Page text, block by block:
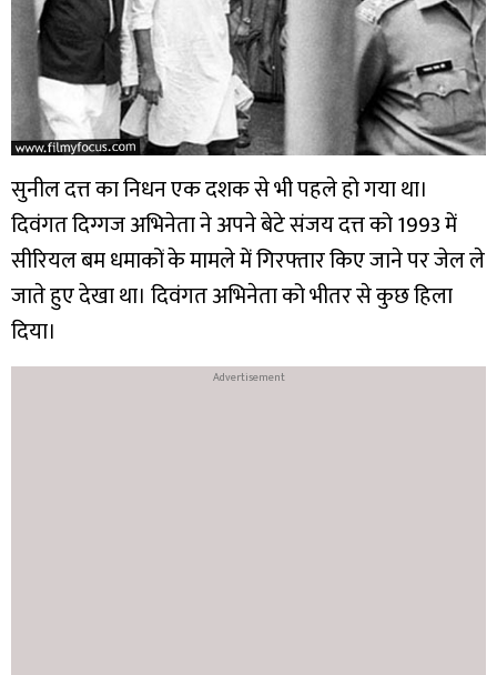
सुनील दत्त का निधन एक दशक से भी पहले हो गया था।
दिवंगत दिग्गज अभिनेता ने अपने बेटे संजय दत्त को 1993 में
सीरियल बम धमाकों के मामले में गिरफ्तार किए जाने पर जेल ले
जाते हुए देखा था। दिवंगत अभिनेता को भीतर से कुछ हिला
दिया।